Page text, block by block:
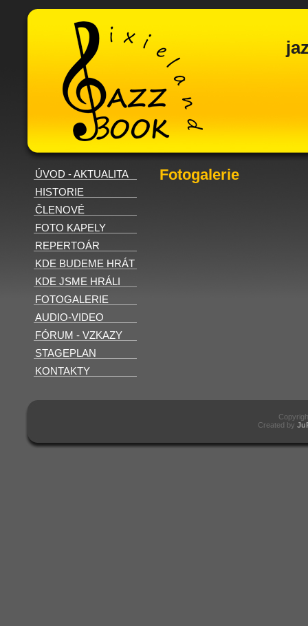
ÚVOD - AKTUALITA
HISTORIE
ČLENOVÉ
FOTO KAPELY
REPERTOÁR
KDE BUDEME HRÁT
KDE JSME HRÁLI
FOTOGALERIE
AUDIO-VIDEO
FÓRUM - VZKAZY
STAGEPLAN
KONTAKTY
Fotogalerie
Created by